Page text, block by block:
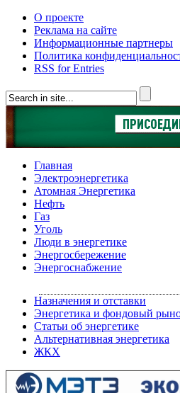
О проекте
Реклама на сайте
Информационные партнеры
Политика
RSS for Entries
Главная
Электроэнергетика
Атомная Энергетика
Нефть
Газ
Уголь
Люди в энергетике
Энергосбережение
Энергоснабжение
Назначения и отставки
Энергетика и фондовый
Статьи об энергетике
Альтернативная энергетика
ЖКХ